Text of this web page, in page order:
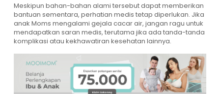
Meskipun bahan-bahan alami tersebut dapat memberikan
bantuan sementara, perhatian medis tetap diperlukan. Jika
anak Moms mengalami gejala cacar air, jangan ragu untuk
mendapatkan saran medis, terutama jika ada tanda-tanda
komplikasi atau kekhawatiran kesehatan lainnya.